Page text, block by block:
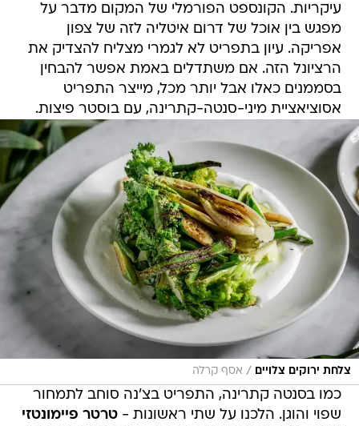
עיקריות. הקונספט הפורמלי של המקום מדבר על
מפגש בין אוכל של דרום איטליה לזה של צפון
אפריקה. עיון בתפריט לא לגמרי מצליח להצדיק את
הרציונל הזה. אם משתדלים באמת אפשר להבחין
בסממנים כאלו אבל יותר מכל, מייצר התפריט
אסוציאציית מיני-סנטה-קתרינה, עם בוסטר פיצות.
צלחת ירוקים צלויים / אסף קרלה
כמו בסנטה קתרינה, התפריט בצ'נה סוחב לתמחור
שפוי והוגן. הלכנו על שתי ראשונות -טרטר פיימונטזי